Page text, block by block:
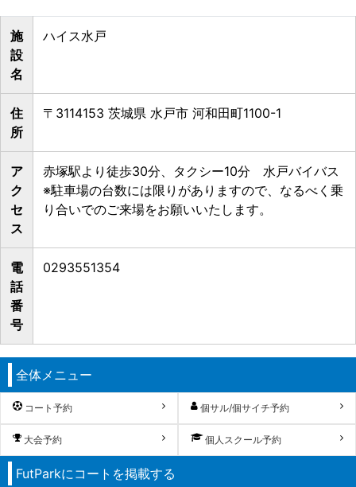
施
設
名
ハイス水戸
住
所
〒3114153 茨城県 水戸市 河和田町1100-1
ア
ク
セ
ス
赤塚駅より徒歩30分、タクシー10分 水戸バイバス
※駐車場の台数には限りがありますので、なるべく乗
り合いでのご来場をお願いいたします。
電
話
番
号
0293551354
全体メニュー
コート予約 個サル/個サイチ予約
大会予約 個人スクール予約
FutParkにコートを掲載する